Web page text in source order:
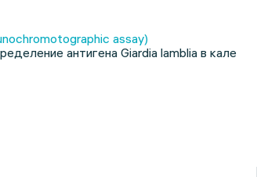
assay)
антигена Giardia lamblia в кале